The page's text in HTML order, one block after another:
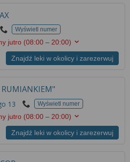
Wyświetl numer
jutro (08:00 – 20:00)
Znajdź leki w okolicy i zarezerwuj
13 Wyświetl numer
jutro (08:00 – 20:00)
Znajdź leki w okolicy i zarezerwuj
w naszym serwisie
Serwisu.